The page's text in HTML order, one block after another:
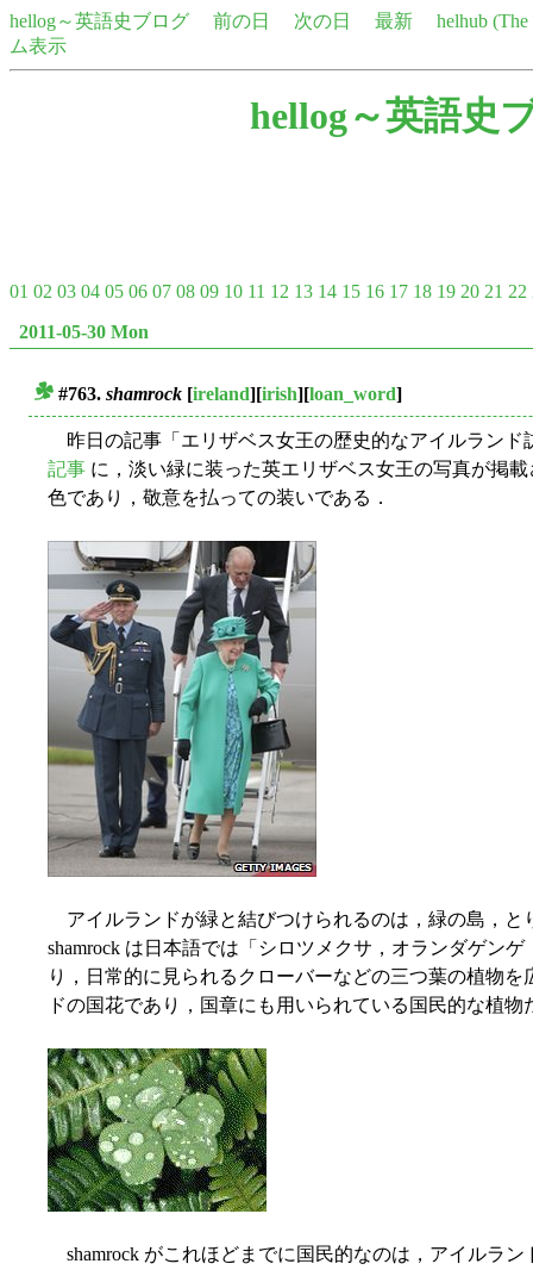
hellog～英語史ブログ 前の日 次の日 最新
helhub
ム表示
hellog～英語史
01 02 03 04 05 06 07 08 09 10 11 12 13 14 15 16 17 18 19 20 21 22
2011-05-30 Mon
#763. shamrock [ireland][irish][loan_word]
昨日の記事「エリザベス女王の歴史的なアイルランド
記事 に，淡い緑に装った英エリザベス女王の写真が掲
色であり，敬意を払っての装いである．
アイルランドが緑と結びつけられるのは，緑の島，と
shamrock は日本語では「シロツメクサ，オランダゲン
り，日常的に見られるクローバーなどの三つ葉の植物を
ドの国花であり，国章にも用いられている国民的な植物
shamrock がこれほどまでに国民的なのは，アイルラン